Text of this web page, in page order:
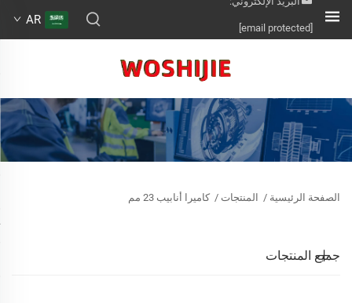
AR
الصفحة الرئيسية / المنتجات /كاميرا أنابيب 23 مم
جميع المنتجات